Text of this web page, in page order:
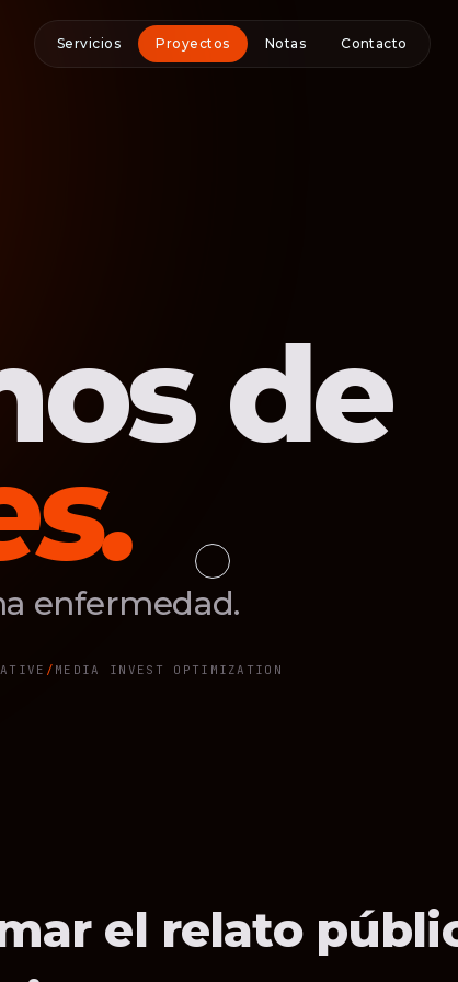
Servicios Proyectos Notas Contacto
de
enfermedad.
MEDIA INVEST OPTIMIZATION
el relato